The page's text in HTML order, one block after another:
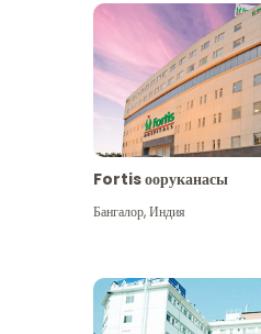
Fortis ооруканасы
Бангалор,Индия